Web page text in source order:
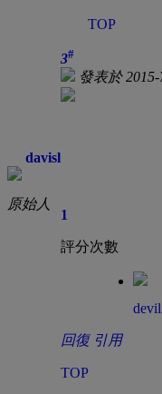
TOP
davisl
原始人
3#
發表於
1
評分次數
回復 引用
TOP